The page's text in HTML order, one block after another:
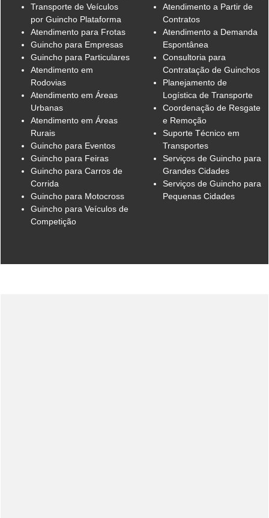
Transporte de Veículos
por Guincho Plataforma
Atendimento para Frotas
Guincho para Empresas
Guincho para Particulares
Atendimento em
Rodovias
Atendimento em Áreas
Urbanas
Atendimento em Áreas
Rurais
Guincho para Eventos
Guincho para Feiras
Guincho para Carros de
Corrida
Guincho para Motocross
Guincho para Veículos de
Competição
Atendimento a Partir de
Contratos
Atendimento a Demanda
Espontânea
Consultoria para
Contratação de Guinchos
Planejamento de
Logística de Transporte
Coordenação de Resgate
e Remoção
Suporte Técnico em
Transportes
Serviços de Guincho para
Grandes Cidades
Serviços de Guincho para
Pequenas Cidades